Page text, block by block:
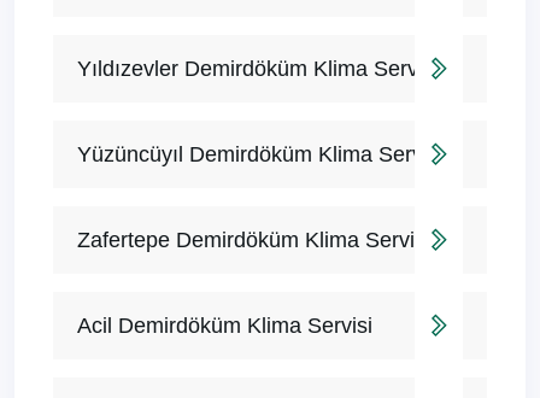
Yıldızevler Demirdöküm Klima Servisi
Yüzüncüyıl Demirdöküm Klima Servisi
Zafertepe Demirdöküm Klima Servisi
Acil Demirdöküm Klima Servisi